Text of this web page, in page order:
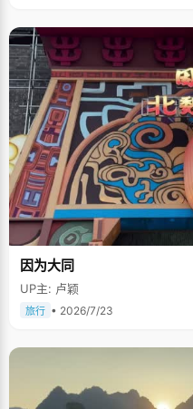
因为大同
UP主: 卢颖
旅行 • 2026/7/23